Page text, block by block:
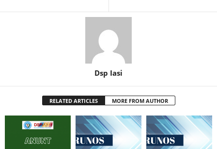
Dsp Iasi
RELATED ARTICLES MORE FROM AUTHOR